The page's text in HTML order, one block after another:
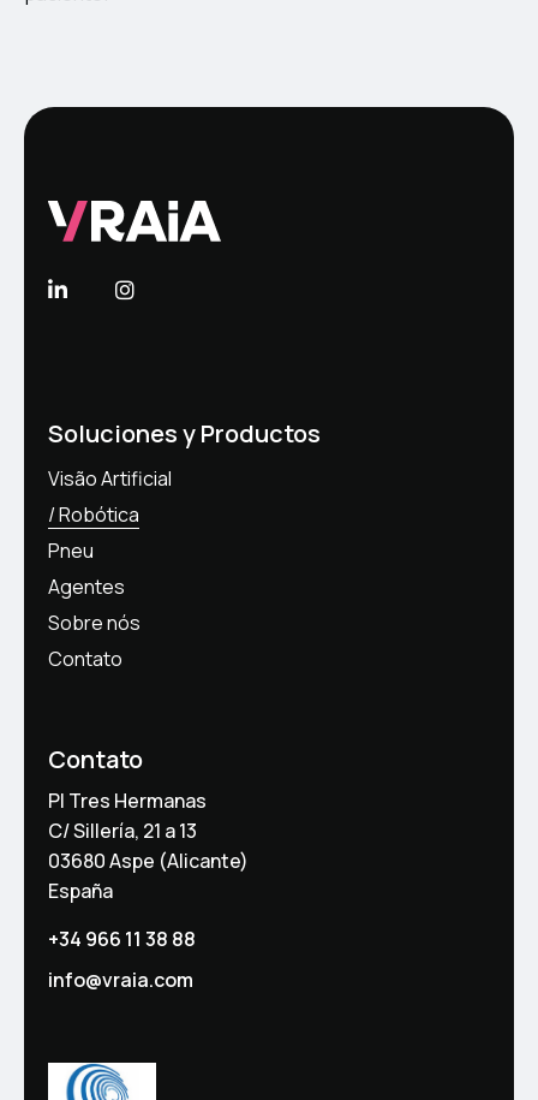
Soluciones y Productos
Visão Artificial
Robótica
Pneu
Agentes
Sobre nós
Contato
Contato
PI Tres Hermanas
C/ Sillería, 21 a 13
03680 Aspe (Alicante)
España
+34 966 11 38 88
info@vraia.com